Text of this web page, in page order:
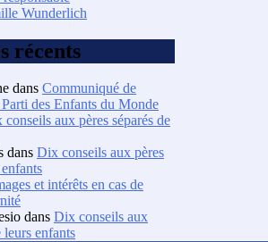
Wunderlich
récents
dans Communiqué de
des Enfants du Monde
aux pères séparés de
dans Dix conseils aux pères
et intérêts en cas de
dans Dix conseils aux
leurs enfants